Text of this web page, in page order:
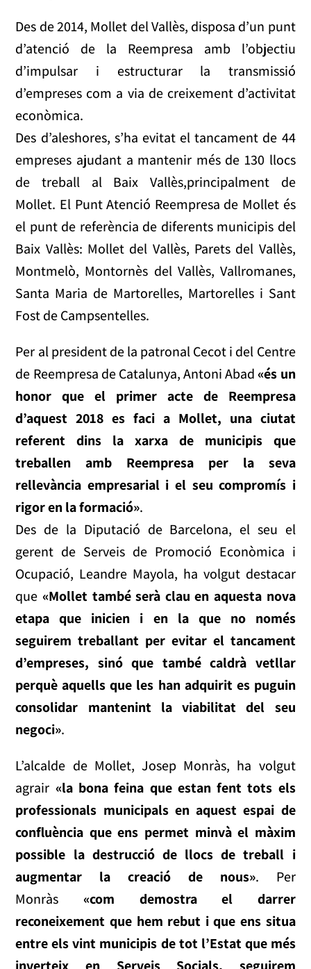
Des de 2014, Mollet del Vallès, disposa d’un punt
d’atenció de la Reempresa amb l’objectiu
d’impulsar i estructurar la transmissió
d’empreses com a via de creixement d’activitat
econòmica.
Des d’aleshores, s’ha evitat el tancament de 44
empreses ajudant a mantenir més de 130 llocs
de treball al Baix Vallès,principalment de
Mollet. El Punt Atenció Reempresa de Mollet és
el punt de referència de diferents municipis del
Baix Vallès: Mollet del Vallès, Parets del Vallès,
Montmelò, Montornès del Vallès, Vallromanes,
Santa Maria de Martorelles, Martorelles i Sant
Fost de Campsentelles.
Per al president de la patronal Cecot i del Centre
de Reempresa de Catalunya, Antoni Abad «és un
honor que el primer acte de Reempresa
d’aquest 2018 es faci a Mollet, una ciutat
referent dins la xarxa de municipis que
treballen amb Reempresa per la seva
rellevància empresarial i el seu compromís i
rigor en la formació».
Des de la Diputació de Barcelona, el seu el
gerent de Serveis de Promoció Econòmica i
Ocupació, Leandre Mayola, ha volgut destacar
que «Mollet també serà clau en aquesta nova
etapa que inicien i en la que no només
seguirem treballant per evitar el tancament
d’empreses, sinó que també caldrà vetllar
perquè aquells que les han adquirit es puguin
consolidar mantenint la viabilitat del seu
negoci».
L’alcalde de Mollet, Josep Monràs, ha volgut
agrair «la bona feina que estan fent tots els
professionals municipals en aquest espai de
confluència que ens permet minvà el màxim
possible la destrucció de llocs de treball i
augmentar la creació de nous». Per
Monràs «com demostra el darrer
reconeixement que hem rebut i que ens situa
entre els vint municipis de tot l’Estat que més
inverteix en Serveis Socials, seguirem